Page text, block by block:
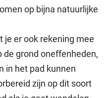
op bijna natuurlijke
je er ook rekening mee
de grond oneffenheden,
in het pad kunnen
zijn op dit soort